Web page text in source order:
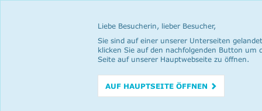
Liebe Besucherin, lieber Besucher,
Sie sind auf einer unserer Unterseiten
klicken Sie auf den nachfolgenden Button um
Seite auf unserer Hauptwebseite zu öffnen.
AUF HAUPTSEITE ÖFFNEN